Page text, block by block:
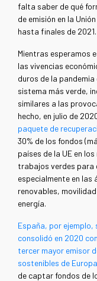
falta saber de qué
de emisión en la
hasta finales de 2021.
Mientras esperamos
las vivencias
duros de la pandemia
sistema más verde,
similares a las
hecho, en julio de
paquete de recuperaci
30% de los fondos
países de la UE en
trabajos verdes para
especialmente en las
renovables,
energía.
España, por ejemplo,
consolidó en 2020
tercer mayor emisor
sostenibles de Europa
de captar fondos de